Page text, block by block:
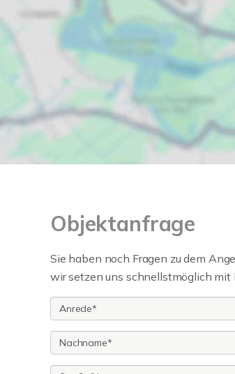
Objektanfrage
Sie haben noch Fragen zu dem
wir setzen uns schnellstmöglich mit